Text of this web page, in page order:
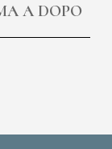
A DOPO